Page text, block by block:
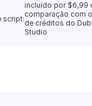
script:
incluído por $6,99
comparação com
de créditos do
Studio